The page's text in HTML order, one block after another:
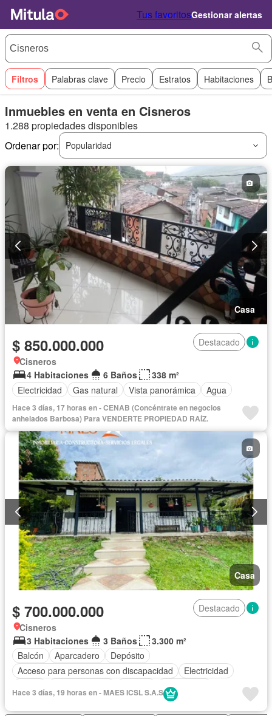
Tus favoritosGestionar alertas
Filtros Palabras clave Precio Estratos Habitaciones
Inmuebles en venta en Cisneros
1.288 propiedades disponibles
Ordenar por:
Popularidad
Casa
$ 850.000.000
Destacado
Cisneros
4 Habitaciones
6 Baños
338 m²
Electricidad
Gas natural Vista panorámica Agua
Hace 3 días, 17 horas en - CENAB (Concéntrate en negocios
anhelados Barbosa) Para VENDERTE PROPIEDAD RAÍZ.
Casa
$ 700.000.000
Destacado
Cisneros
3 Habitaciones
3 Baños
3.300 m²
Balcón
Aparcadero
Depósito
Acceso para personas con discapacidad
Electricidad
Gas natural
Patio
Hace 3 días, 19 horas en - MAES ICSL S.A.S